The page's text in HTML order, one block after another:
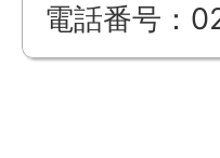
電話番号：